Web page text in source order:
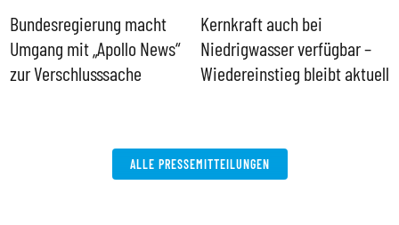
Bundesregierung macht
Umgang mit „Apollo News“
zur Verschlusssache
Kernkraft auch bei
Niedrigwasser verfügbar –
Wiedereinstieg bleibt aktuell
ALLE PRESSEMITTEILUNGEN